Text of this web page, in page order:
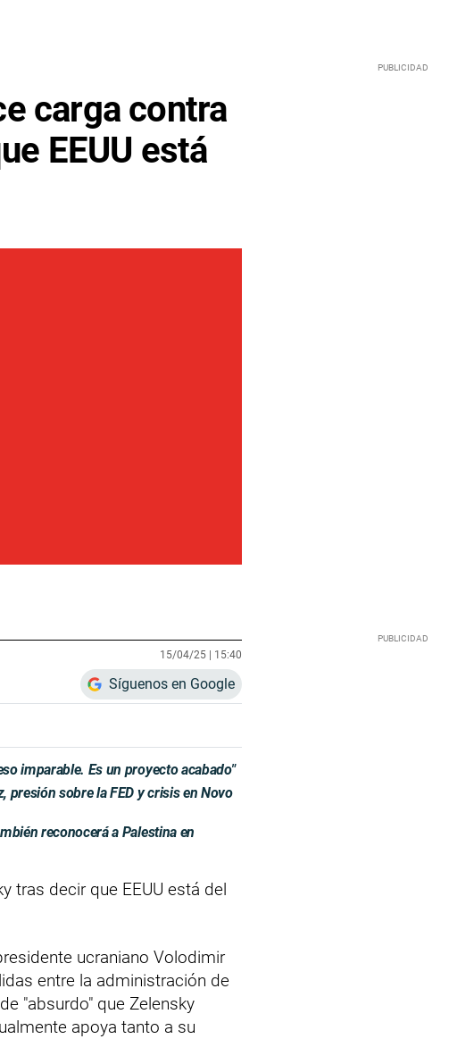
carga contra
EEUU está
15/04/25 | 15:40
Síguenos en Google
imparable. Es un proyecto acabado"
presión sobre la FED y crisis en Novo
reconocerá a Palestina en
tras decir que EEUU está del
ucraniano Volodimir
entre la administración de
"absurdo" que Zelensky
apoya tanto a su